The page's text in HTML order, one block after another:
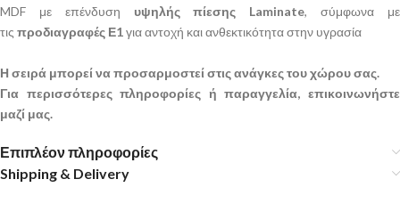
MDF με επένδυση υψηλής πίεσης Laminate, σύμφωνα με
τις προδιαγραφές Ε1για αντοχή και ανθεκτικότητα στην υγρασία
Η σειρά μπορεί να προσαρμοστεί στις ανάγκες του χώρου σας.
Για περισσότερες πληροφορίες ή παραγγελία, επικοινωνήστε
μαζί μας.
Επιπλέον πληροφορίες
Shipping & Delivery